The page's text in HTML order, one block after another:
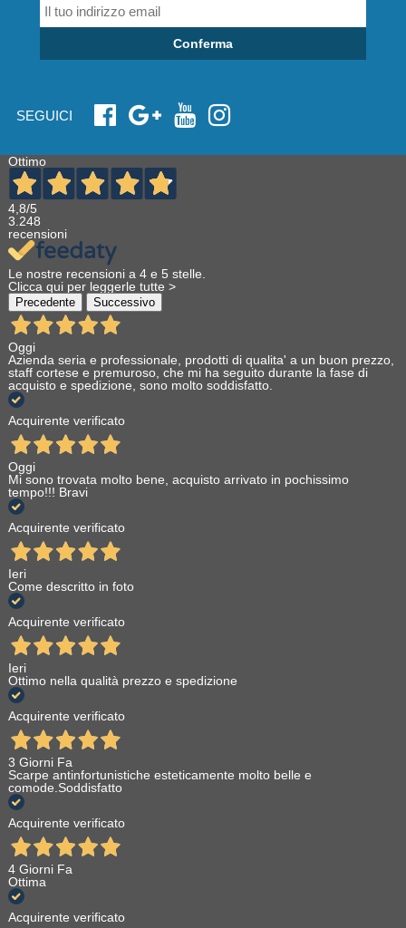
Conferma
SEGUICI
Ottimo
4,8/5
3.248
recensioni
Le nostre recensioni a 4 e 5 stelle.
Clicca qui per leggerle tutte >
Precedente Successivo
Oggi
Azienda seria e professionale, prodotti di qualita' a un buon prezzo,
staff cortese e premuroso, che mi ha seguito durante la fase di
acquisto e spedizione, sono molto soddisfatto.
Acquirente verificato
Oggi
Mi sono trovata molto bene, acquisto arrivato in pochissimo
tempo!!! Bravi
Acquirente verificato
Ieri
Come descritto in foto
Acquirente verificato
Ieri
Ottimo nella qualità prezzo e spedizione
Acquirente verificato
3 Giorni Fa
Scarpe antinfortunistiche esteticamente molto belle e
comode.Soddisfatto
Acquirente verificato
4 Giorni Fa
Ottima
Acquirente verificato